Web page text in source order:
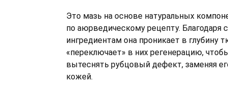
Это мазь на основе натуральных
по аюрведическому рецепту.
ингредиентам она проникает в глубину
«переключает» в них регенерацию,
вытеснять рубцовый дефект, заменяя
кожей.